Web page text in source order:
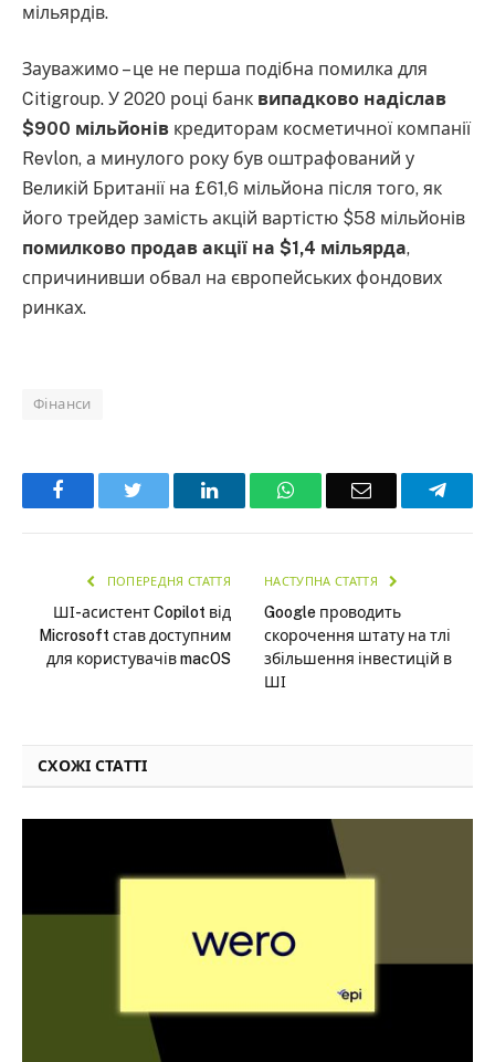
мільярдів.
Зауважимо – це не перша подібна помилка для
Citigroup. У 2020 році банк випадково надіслав
$900 мільйонів кредиторам косметичної компанії
Revlon, а минулого року був оштрафований у
Великій Британії на £61,6 мільйона після того, як
його трейдер замість акцій вартістю $58 мільйонів
помилково продав акції на $1,4 мільярда,
спричинивши обвал на європейських фондових
ринках.
Фінанси
Facebook LinkedInWhatsAppEmail
ПОПЕРЕДНЯ СТАТТЯ
ШІ-асистент Copilot від
Microsoft став доступним
для користувачів macOS
НАСТУПНА СТАТТЯ
Google проводить
скорочення штату на тлі
збільшення інвестицій в
ШІ
СХОЖІ СТАТТІ